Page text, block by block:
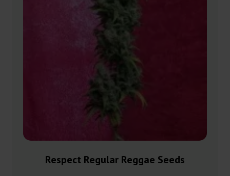
Respect Regular Reggae Seeds